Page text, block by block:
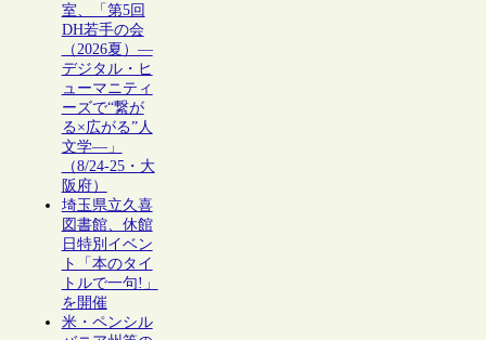
室、「第5回
DH若手の会
（2026夏）―
デジタル・ヒ
ューマニティ
ーズで“繋が
る×広がる”人
文学―」
（8/24-25・大
阪府）
埼玉県立久喜
図書館、休館
日特別イベン
ト「本のタイ
トルで一句!」
を開催
米・ペンシル